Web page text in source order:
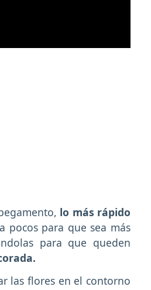
lo más rápido
pocos para que sea más
para que queden
las flores en el contorno